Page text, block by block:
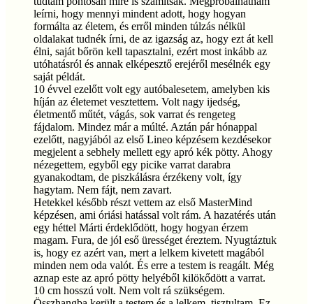
leírni, hogy mennyi mindent adott, hogy hogyan
formálta az életem, és erről minden túlzás nélkül
oldalakat tudnék írni, de az igazság az, hogy ezt át kell
élni, saját bőrön kell tapasztalni, ezért most inkább az
utóhatásról és annak elképesztő erejéről mesélnék egy
saját példát.
10 évvel ezelőtt volt egy autóbalesetem, amelyben kis
híján az életemet vesztettem. Volt nagy ijedség,
életmentő műtét, vágás, sok varrat és rengeteg
fájdalom. Mindez már a múlté. Aztán pár hónappal
ezelőtt, nagyjából az első Lineo képzésem kezdésekor
megjelent a sebhely mellett egy apró kék pötty. Ahogy
nézegettem, egyből egy picike varrat darabra
gyanakodtam, de piszkálásra érzékeny volt, így
hagytam. Nem fájt, nem zavart.
Hetekkel később részt vettem az első MasterMind
képzésen, ami óriási hatással volt rám. A hazatérés után
egy héttel Márti érdeklődött, hogy hogyan érzem
magam. Fura, de jól eső ürességet éreztem. Nyugtáztuk
is, hogy ez azért van, mert a lelkem kivetett magából
minden nem oda valót. És erre a testem is reagált. Még
aznap este az apró pötty helyéből kilökődött a varrat.
10 cm hosszú volt. Nem volt rá szükségem.